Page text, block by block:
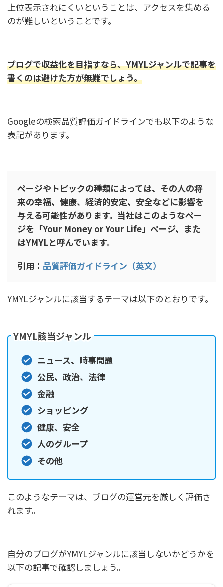
上位表示されにくいということは、アクセスを集める
のが難しいということです。
ブログで収益化を目指すなら、YMYLジャンルで記事を
書くのは避けた方が無難でしょう。
Googleの検索品質評価ガイドラインでも以下のような
表記があります。
ページやトピックの種類によっては、その人の将
来の幸福、健康、経済的安定、安全などに影響を
与える可能性があります。当社はこのようなペー
ジを「Your Money or Your Life」ページ、また
はYMYLと呼んでいます。
引用： 品質評価ガイドライン（英文）
YMYLジャンルに該当するテーマは以下のとおりです。
YMYL該当ジャンル
ニュース、時事問題
公民、政治、法律
金融
ショッピング
健康、安全
人のグループ
その他
このようなテーマは、ブログの運営元を厳しく評価さ
れます。
自分のブログがYMYLジャンルに該当しないかどうかを
以下の記事で確認しましょう。